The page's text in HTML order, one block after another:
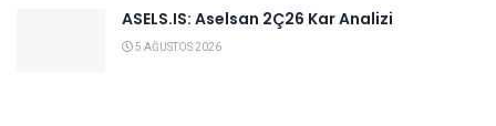
ASELS.IS: Aselsan 2Ç26 Kar Analizi
5 AĞUSTOS 2026